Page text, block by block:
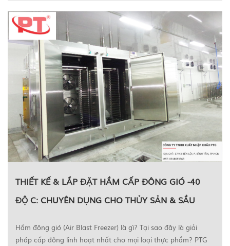
THIẾT KẾ & LẮP ĐẶT HẦM CẤP ĐÔNG GIÓ -40
ĐỘ C: CHUYÊN DỤNG CHO THỦY SẢN & SẦU
Hầm đông gió (Air Blast Freezer) là gì? Tại sao đây là giải
pháp cấp đông linh hoạt nhất cho mọi loại thực phẩm? PTG